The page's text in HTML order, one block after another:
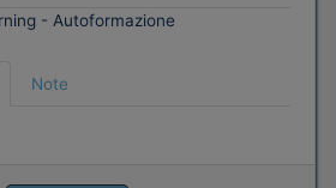
- Autoformazione
Note